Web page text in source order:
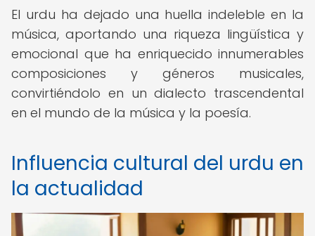
El urdu ha dejado una huella indeleble en la
música, aportando una riqueza lingüística y
emocional que ha enriquecido innumerables
composiciones y géneros musicales,
convirtiéndolo en un dialecto trascendental
en el mundo de la música y la poesía.
Influencia cultural del urdu en
la actualidad